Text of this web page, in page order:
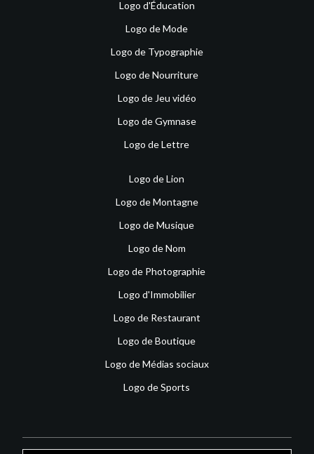
Logo d'Éducation
Logo de Mode
Logo de Typographie
Logo de Nourriture
Logo de Jeu vidéo
Logo de Gymnase
Logo de Lettre
Logo de Lion
Logo de Montagne
Logo de Musique
Logo de Nom
Logo de Photographie
Logo d'Immobilier
Logo de Restaurant
Logo de Boutique
Logo de Médias sociaux
Logo de Sports